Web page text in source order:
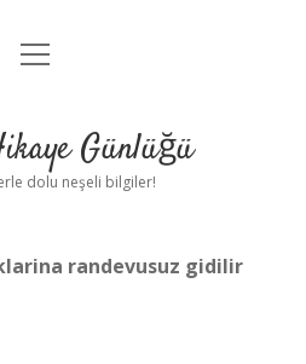
Anasayfa
Uyarı
menüyü
Günlüğü
dolu neşeli bilgiler!
randevusuz gidilir